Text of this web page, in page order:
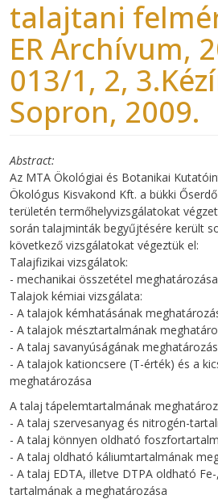
talajtani
ER Archívum,
013/1, 2,
Sopron, 2009.
Abstract
Az MTA Ökológiai és Botanikai
Ökológus Kisvakond Kft. a bükki
területén termőhelyvizsgálatokat
során talajminták begyűjtésére került
következő vizsgálatokat végeztük el:
Talajfizikai vizsgálatok:
- mechanikai összetétel meghatározása
Talajok kémiai vizsgálata:
- A talajok kémhatásának
- A talajok mésztartalmának
- A talaj savanyúságának
- A talajok kationcsere (T-érték) és a
meghatározása
A talaj tápelemtartalmának
- A talaj szervesanyag és nitrogén-
- A talaj könnyen oldható
- A talaj oldható káliumtartalmának
- A talaj EDTA, illetve DTPA oldható
tartalmának a meghatározása